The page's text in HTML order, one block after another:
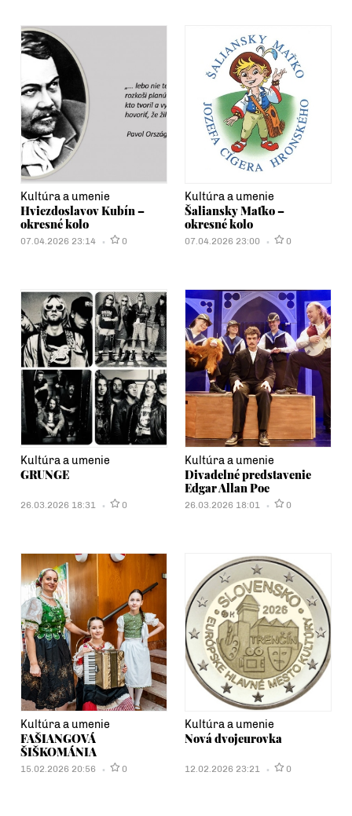
Kultúra a umenie
Hviezdoslavov Kubín –
okresné kolo
07.04.2026 23:14 0
Kultúra a umenie
Šaliansky Maťko –
okresné kolo
07.04.2026 23:00 0
Kultúra a umenie
GRUNGE
26.03.2026 18:31 0
Kultúra a umenie
Divadelné predstavenie
Edgar Allan Poe
26.03.2026 18:01 0
Kultúra a umenie
FAŠIANGOVÁ
ŠIŠKOMÁNIA
15.02.2026 20:56 0
Kultúra a umenie
Nová dvojeurovka
12.02.2026 23:21 0